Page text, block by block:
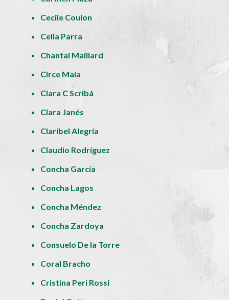
Cecile Coulon
Celia Parra
Chantal Maillard
Circe Maia
Clara C Scribá
Clara Janés
Claribel Alegría
Claudio Rodríguez
Concha García
Concha Lagos
Concha Méndez
Concha Zardoya
Consuelo De la Torre
Coral Bracho
Cristina Peri Rossi